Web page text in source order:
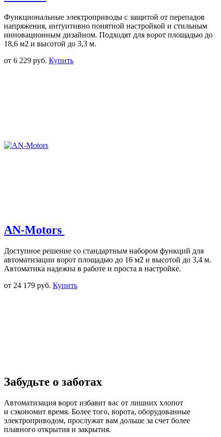
Функциональные электроприводы с защитой от перепадов
напряжения, интуитивно понятной настройкой и стильным
инновационным дизайном. Подходят для ворот площадью до
18,6 м2 и высотой до 3,3 м.
от 6 229 руб. Купить
AN-Motors
Доступное решение со стандартным набором функций для
автоматизации ворот площадью до 16 м2 и высотой до 3,4 м.
Автоматика надежна в работе и проста в настройке.
от 24 179 руб. Купить
Забудьте о заботах
Автоматизация ворот избавит вас от лишних хлопот
и сэкономит время. Более того, ворота, оборудованные
электроприводом, прослужат вам дольше за счет более
плавного открытия и закрытия.